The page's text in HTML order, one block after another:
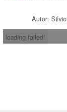
Autor:
loading failed!